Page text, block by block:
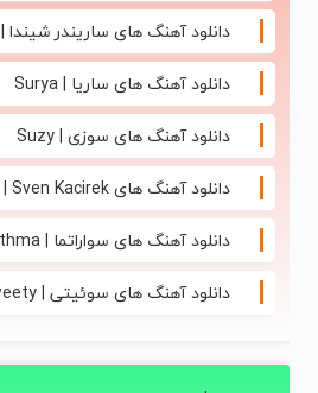
دانلود آهنگ های ساریندر شیندا | Surinder Shinda
دانلود آهنگ های ساریا | Surya
دانلود آهنگ های سوزی | Suzy
دانلود آهنگ های Sven Kacirek | Sven Kacirek
دانلود آهنگ های سواراتما | Swarathma
دانلود آهنگ های سوئیتی | Sweety